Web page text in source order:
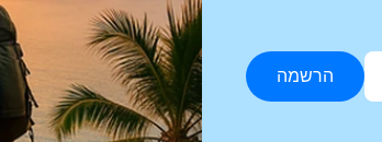
הרשמה